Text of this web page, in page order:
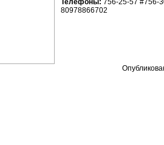
Телефоны: 756-25-57 #756-
80978866702